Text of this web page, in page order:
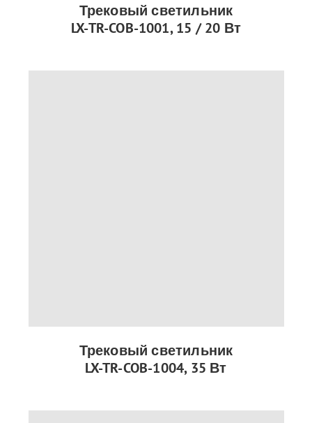
Трековый светильник
LX-TR-COB-1001, 15 / 20 Вт
Трековый светильник
LX-TR-COB-1004, 35 Вт